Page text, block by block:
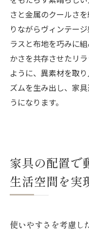
さと金属のクールさ
りながらヴィンテー
ラスと布地を巧みに
かさを共存させたリ
ように、異素材を取
ズムを生み出し、家
うになります。
家具の配置で
生活空間を実
使いやすさを考慮し